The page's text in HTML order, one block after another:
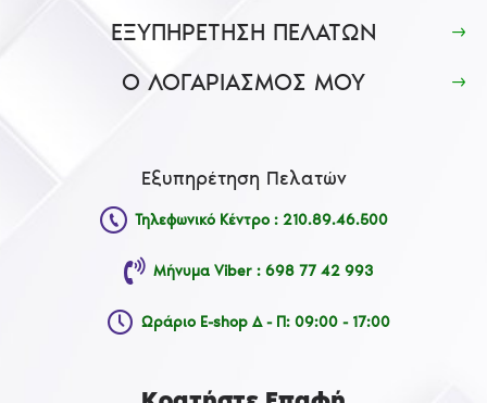
ΕΞΥΠΗΡΕΤΗΣΗ ΠΕΛΑΤΩΝ
Ο ΛΟΓΑΡΙΑΣΜΟΣ ΜΟΥ
Εξυπηρέτηση Πελατών
Τηλεφωνικό Κέντρο : 210.89.46.500
Μήνυμα Viber : 698 77 42 993
Ωράριο E-shop Δ - Π: 09:00 - 17:00